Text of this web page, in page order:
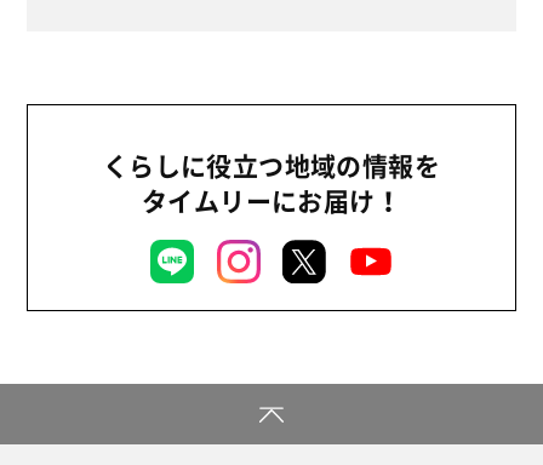
平和と国際連帯
お米の出前授業
パルシステムでんき
2022年
2017年
2014年
くらしに役立つ地域の情報を
タイムリーにお届け！